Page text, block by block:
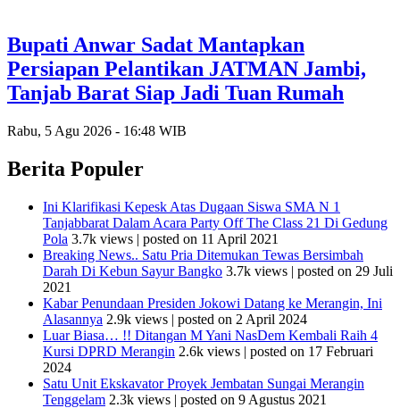
Bupati Anwar Sadat Mantapkan
Persiapan Pelantikan JATMAN Jambi,
Tanjab Barat Siap Jadi Tuan Rumah
Rabu, 5 Agu 2026 - 16:48 WIB
Berita Populer
Ini Klarifikasi Kepesk Atas Dugaan Siswa SMA N 1
Tanjabbarat Dalam Acara Party Off The Class 21 Di Gedung
Pola 3.7k views | posted on 11 April 2021
Breaking News.. Satu Pria Ditemukan Tewas Bersimbah
Darah Di Kebun Sayur Bangko 3.7k views | posted on 29 Juli
2021
Kabar Penundaan Presiden Jokowi Datang ke Merangin, Ini
Alasannya 2.9k views | posted on 2 April 2024
Luar Biasa… !! Ditangan M Yani NasDem Kembali Raih 4
Kursi DPRD Merangin 2.6k views | posted on 17 Februari
2024
Satu Unit Ekskavator Proyek Jembatan Sungai Merangin
Tenggelam 2.3k views | posted on 9 Agustus 2021